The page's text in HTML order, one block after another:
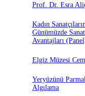
Prof. Dr. Esra
Kadın
Günümüzde
Avantajları
Elgiz Müzesi
Yeryüzünü
Algılama